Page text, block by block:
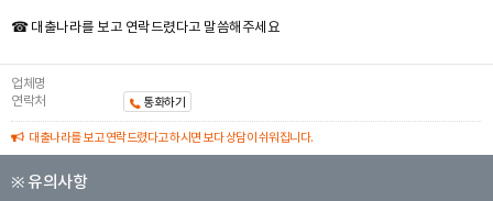
☎ 대출나라를 보고 연락드렸다고 말씀해주세요
업체명
연락처
통화하기
대출나라를 보고 연락드렸다고 하시면 보다 상담이 쉬워집니다.
※ 유의사항